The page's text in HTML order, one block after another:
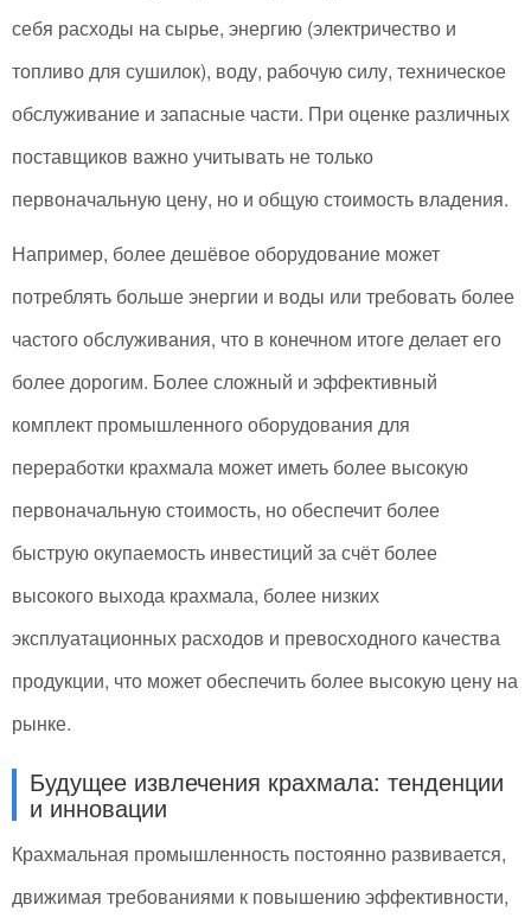
себя расходы на сырье, энергию (электричество и
топливо для сушилок), воду, рабочую силу, техническое
обслуживание и запасные части. При оценке различных
поставщиков важно учитывать не только
первоначальную цену, но и общую стоимость владения.
Например, более дешёвое оборудование может
потреблять больше энергии и воды или требовать более
частого обслуживания, что в конечном итоге делает его
более дорогим. Более сложный и эффективный
комплект промышленного оборудования для
переработки крахмала может иметь более высокую
первоначальную стоимость, но обеспечит более
быструю окупаемость инвестиций за счёт более
высокого выхода крахмала, более низких
эксплуатационных расходов и превосходного качества
продукции, что может обеспечить более высокую цену на
рынке.
Будущее извлечения крахмала: тенденции
и инновации
Крахмальная промышленность постоянно развивается,
движимая требованиями к повышению эффективности,